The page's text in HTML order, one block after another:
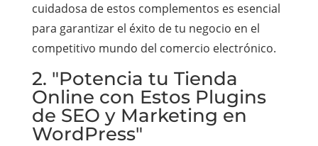
cuidadosa de estos complementos es esencial
para garantizar el éxito de tu negocio en el
competitivo mundo del comercio electrónico.
2. "Potencia tu Tienda
Online con Estos Plugins
de SEO y Marketing en
WordPress"